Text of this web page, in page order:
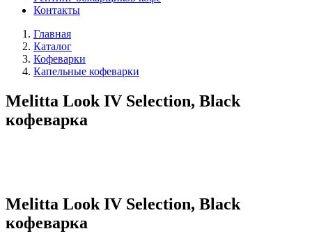
Контакты
Главная
Каталог
Кофеварки
Капельные кофеварки
Melitta Look IV Selection, Black
кофеварка
Melitta Look IV Selection, Black
кофеварка